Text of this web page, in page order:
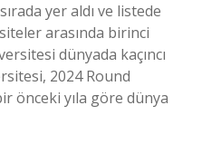
yer aldı ve listede
arasında birinci
dünyada kaçıncı
2024 Round
önceki yıla göre dünya